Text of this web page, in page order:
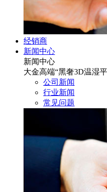
经销商
新闻中心
新闻中心
大金高端“黑奢3D温湿
公司新闻
行业新闻
常见问题